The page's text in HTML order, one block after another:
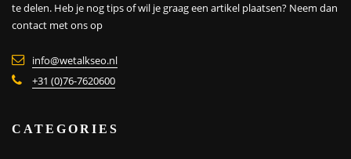
te delen. Heb je nog tips of wil je graag een artikel plaatsen? Neem dan
contact met ons op
info@wetalkseo.nl
+31 (0)76-7620600
CATEGORIES